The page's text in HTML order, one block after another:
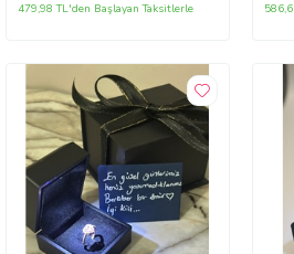
479,98 TL'den Başlayan Taksitlerle